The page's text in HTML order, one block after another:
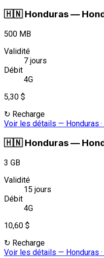
🇭🇳 Honduras—
500 MB
Validité
7 jours
Débit
4G
5,30 $
↻ Recharge
Voir les détails — Honduras
🇭🇳 Honduras—
3 GB
Validité
15 jours
Débit
4G
10,60 $
↻ Recharge
Voir les détails — Honduras